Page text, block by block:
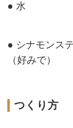
● 水
● シナモンス
（好みで）
つくり方